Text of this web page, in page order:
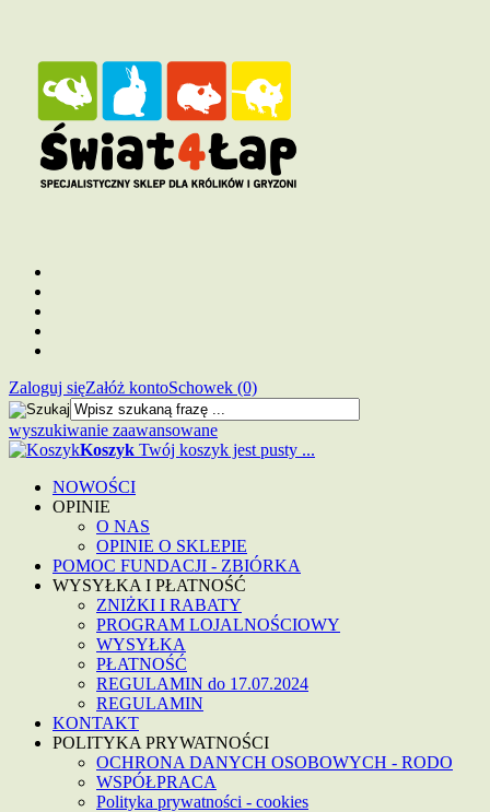
Zaloguj sięZałóż kontoSchowek (0)
wyszukiwanie zaawansowane
Koszyk Twój koszyk jest pusty ...
NOWOŚCI
OPINIE
O NAS
OPINIE O SKLEPIE
POMOC FUNDACJI - ZBIÓRKA
WYSYŁKA I PŁATNOŚĆ
ZNIŻKI I RABATY
PROGRAM LOJALNOŚCIOWY
WYSYŁKA
PŁATNOŚĆ
REGULAMIN do 17.07.2024
REGULAMIN
KONTAKT
POLITYKA PRYWATNOŚCI
OCHRONA DANYCH OSOBOWYCH - RODO
WSPÓŁPRACA
Polityka prywatności - cookies